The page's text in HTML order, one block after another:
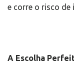
e corre o risco
A Escolha